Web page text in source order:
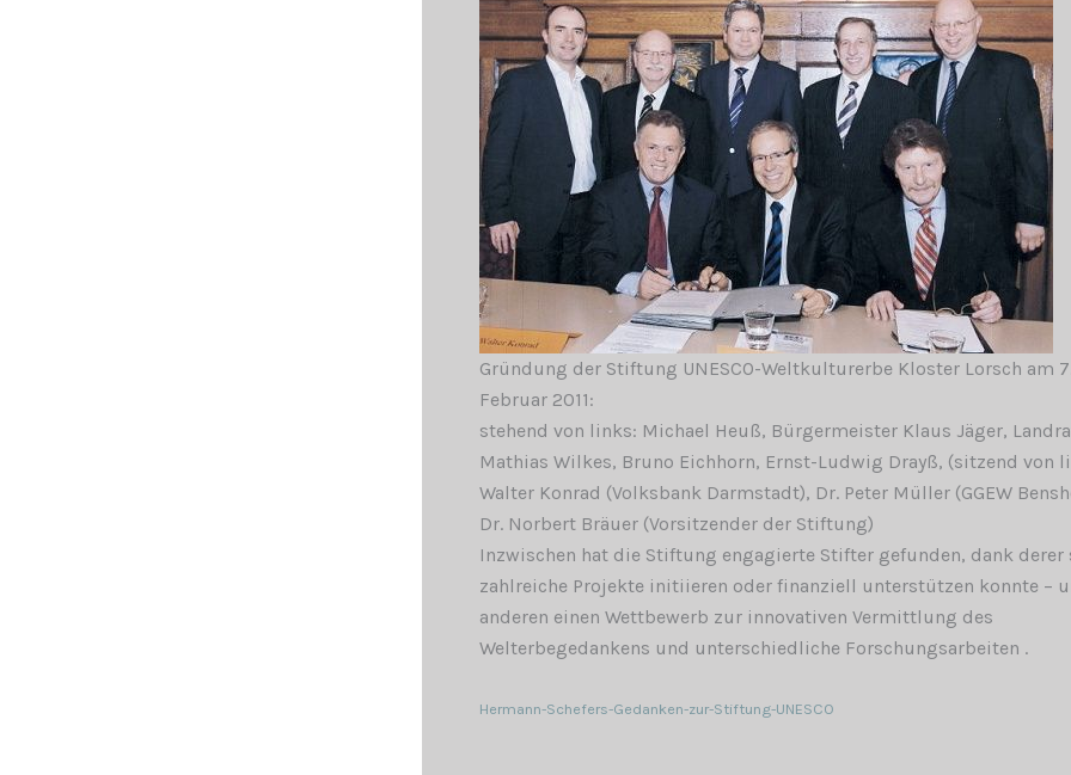
Gründung der Stiftung UNESCO-Weltkulturerbe Kloster Lorsch am
Februar 2011:
stehend von links: Michael Heuß, Bürgermeister Klaus Jäger,
Mathias Wilkes, Bruno Eichhorn, Ernst-Ludwig Drayß, (sitzend von
Walter Konrad (Volksbank Darmstadt), Dr. Peter Müller (GGEW
Dr. Norbert Bräuer (Vorsitzender der Stiftung)
Inzwischen hat die Stiftung engagierte Stifter gefunden, dank derer
zahlreiche Projekte initiieren oder finanziell unterstützen konnte –
anderen einen Wettbewerb zur innovativen Vermittlung des
Welterbegedankens und unterschiedliche Forschungsarbeiten .
Hermann-Schefers-Gedanken-zur-Stiftung-UNESCO